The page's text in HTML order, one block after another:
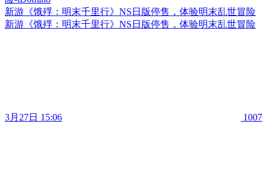
新游《饿殍：明末千里行》NS日版停售，体验明末乱世冒险
新游《饿殍：明末千里行》NS日版停售，体验明末乱世冒险
3月27日 15:06 1007